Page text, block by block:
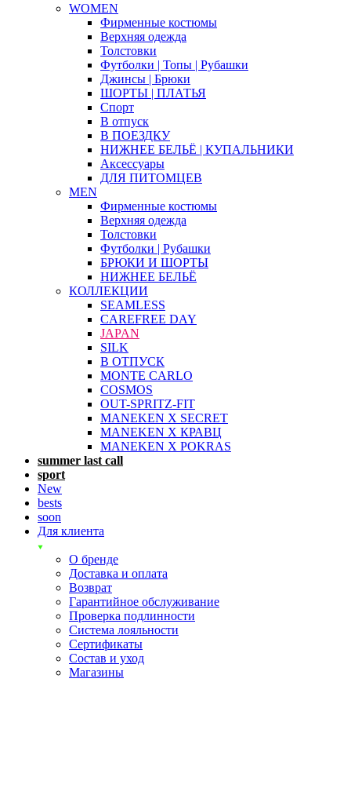
WOMEN
Фирменные костюмы
Верхняя одежда
Толстовки
Футболки | Топы | Рубашки
Джинсы | Брюки
ШОРТЫ | ПЛАТЬЯ
Спорт
В отпуск
В ПОЕЗДКУ
НИЖНЕЕ БЕЛЬЁ | КУПАЛЬНИКИ
Аксессуары
ДЛЯ ПИТОМЦЕВ
MEN
Фирменные костюмы
Верхняя одежда
Толстовки
Футболки | Рубашки
БРЮКИ И ШОРТЫ
НИЖНЕЕ БЕЛЬЁ
КОЛЛЕКЦИИ
SEAMLESS
CAREFREE DAY
JAPAN
SILK
В ОТПУСК
MONTE CARLO
COSMOS
OUT-SPRITZ-FIT
MANEKEN X SECRET
MANEKEN X КРАВЦ
MANEKEN X POKRAS
summer last call
sport
New
bests
soon
Для клиента
О бренде
Доставка и оплата
Возврат
Гарантийное обслуживание
Проверка подлинности
Система лояльности
Сертификаты
Состав и уход
Магазины